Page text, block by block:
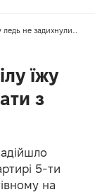
мати з сином
їжу
з
5-ти
на